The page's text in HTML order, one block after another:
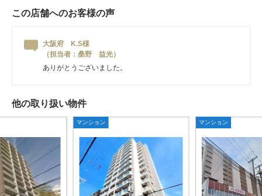
この店舗へのお客様の声
大阪府 K.S様
（担当者：桑野 益光）
ありがとうございました。
他の取り扱い物件
マンション マンション